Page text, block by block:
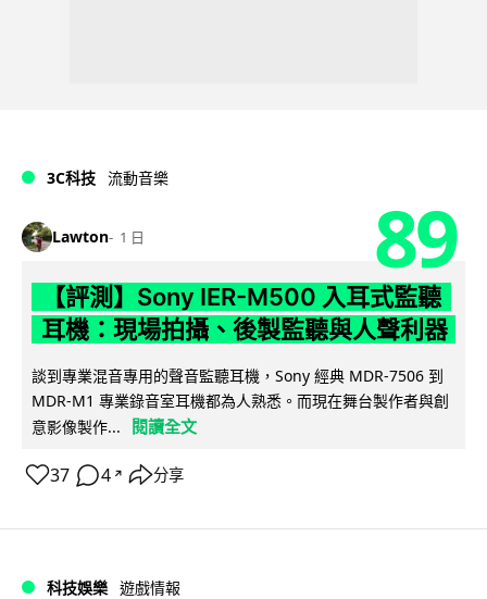
3C科技 流動音樂
Lawton 1 日 89
【評測】Sony IER-M500 入耳式監聽
耳機：現場拍攝、後製監聽與人聲利器
談到專業混音專用的聲音監聽耳機，Sony 經典 MDR-7506 到
MDR-M1 專業錄音室耳機都為人熟悉。而現在舞台製作者與創
意影像製作...
閱讀全文
37 4 ↗ 分享
科技娛樂 遊戲情報